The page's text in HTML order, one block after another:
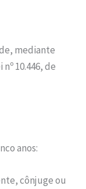
mediante
nº 10.446, de
anos:
cônjuge ou